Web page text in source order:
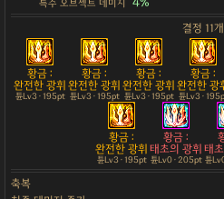
특수 오브젝트 데미지
결정 11개
황금 :
완전한 광휘
튠Lv3 · 195pt
황금 :
완전한 광휘
튠Lv3 · 195pt
황금 :
완전한 광휘
튠Lv3 · 195pt
황금 :
완전한 광
튠Lv3 ·
황금 :
완전한 광휘
튠Lv3 · 195pt
황금 :
태초의 광휘
튠Lv0 · 205pt
태
튠
축복